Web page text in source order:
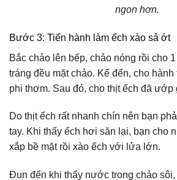
ngon hơn.
Bước 3: Tiến hành làm ếch xào sả ớt
Bắc chảo lên bếp, chảo nóng rồi cho
tráng đều mặt chảo. Kế đến, cho
phi thơm. Sau đó, cho thịt ếch đã ướp
Do thịt ếch rất nhanh chín nên bạn
tay. Khi thấy ếch hơi săn lại, bạn cho
xắp bề mặt rồi xào ếch với lửa lớn.
Đun đến khi thấy nước trong chảo